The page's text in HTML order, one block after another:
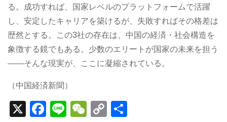
る。成功すれば、国家レベルのプラットフォームで活躍
し、安定したキャリアを築けるが、失敗すればその格差は
歴然とする。この3社の存在は、中国の経済・社会構造を
象徴する鏡でもある。少数のエリートが国家の未来を担う
――そんな現実が、ここに凝縮されている。
（中国経済新聞）
X F Li W C